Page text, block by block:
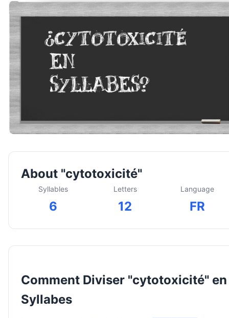
About "cytotoxicité"
Syllables
6
Letters
12
Language
FR
Comment Diviser "cytotoxicité" en
Syllabes